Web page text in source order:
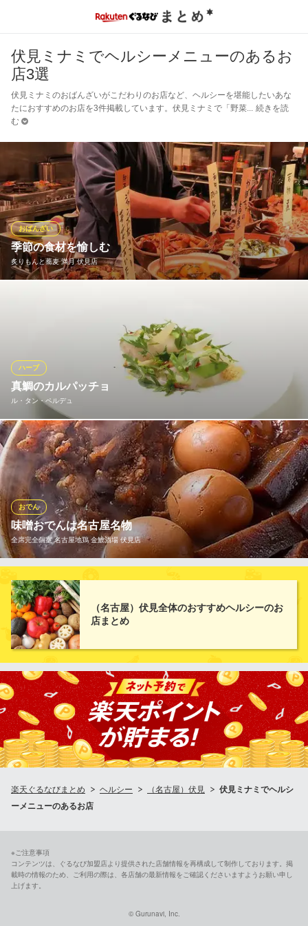
伏見ミナミでヘルシーメニューのあるお
店3選
伏見ミナミのおばんざいがこだわりのお店など、ヘルシーを堪能したいあな
たにおすすめのお店を3件掲載しています。伏見ミナミで「野菜
続きを読
む
季節の食材を愉しむ
炙りもんと蕎麦 満月 伏見店
おばんざい
炙りもんの「キスの開き/舌びらめ」。その日一番の素材を使用し
た「おばんざいの3種もり合わせ」など他店では中々お目にかかれ
ない一品料理をお召し上がりいただけます！すべて自家製なのも
◎
炙りもんと蕎麦 満月 伏見店
居酒屋、そば
地下鉄鶴舞線伏見駅 徒歩1分
愛知県名古屋市中区栄2-1-12 ダイアパレス伏見B1
真鯛のカルパッチョ
ル・タン・ペルデュ
ハーブ
薄切りにした真鯛に季節の野菜と天然のハーブを添えて
ル・タン・ペルデュ
モダンフレンチ
地下鉄鶴舞線伏見駅 徒歩1分
愛知県名古屋市中区栄2-1-14 コモングランドビル2F
味噌おでんは名古屋名物
全席完全個室 名古屋地鶏 金鯱酒場 伏見店
おでん
「味噌おでん」 おでんの中で一番好きな具を持っている方は多
いはず。それでは、その一番好きなおでんの具を「味噌おでん」
として食べてみたことはございますか？もしも、ないのだとした
らぜひ一度、味噌おでんとして食べてみてください！中まで味噌
が染み込み、濃い赤褐色になったおでんの具はきっと美味しいは
全席完全個室 名古屋地鶏 金鯱酒場 伏見店
名古屋市/個室/居酒屋
地下鉄鶴舞線伏見駅 徒歩1分
愛知県名古屋市中区栄1-5-5 広小路伏見ビル1F
（名古屋）伏見全体のおすすめヘルシーのお
店まとめ
楽天ぐるなびまとめ ヘルシー （名古屋）伏見
伏見ミナミでヘルシ
ーメニューのあるお店
※ご注意事項
コンテンツは、ぐるなび加盟店より提供された店舗情報を再構成して制作しております。掲
載時の情報のため、ご利用の際は、各店舗の最新情報をご確認くださいますようお願い申し
上げます。
© Gurunavi, Inc.